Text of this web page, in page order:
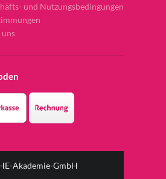
und Nutzungsbedingungen
Akademie-GmbH